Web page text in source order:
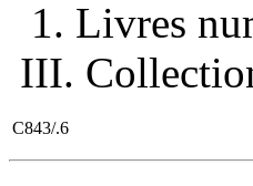
1. Livres
III.
C843/.6